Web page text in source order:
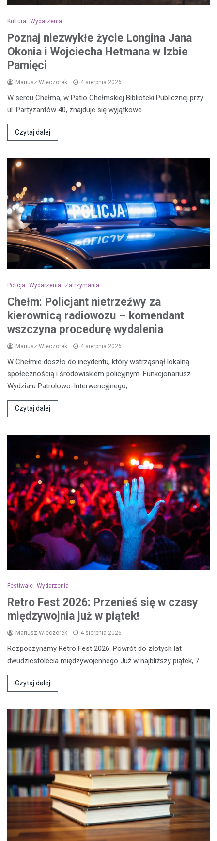
Kultura Wydarzenia
Poznaj niezwykłe życie Longina Jana
Okonia i Wojciecha Hetmana w Izbie
Pamięci
Mariusz Wieczorek 4 sierpnia 2026
W sercu Chełma, w Patio Chełmskiej Biblioteki Publicznej przy
ul. Partyzantów 40, znajduje się wyjątkowe…
Czytaj dalej
Policja Wydarzenia Zatrzymania
Chełm: Policjant nietrzeźwy za
kierownicą radiowozu – komendant
wszczyna procedurę wydalenia
Mariusz Wieczorek 4 sierpnia 2026
W Chełmie doszło do incydentu, który wstrząsnął lokalną
społecznością i środowiskiem policyjnym. Funkcjonariusz
Wydziału Patrolowo-Interwencyjnego,…
Czytaj dalej
Festiwale Wydarzenia
Retro Fest 2026: Przenieś się w czasy
międzywojnia już w piątek!
Mariusz Wieczorek 4 sierpnia 2026
Rozpoczynamy Retro Fest 2026: Powrót do złotych lat
dwudziestolecia międzywojennego Już w najbliższy piątek, 7…
Czytaj dalej